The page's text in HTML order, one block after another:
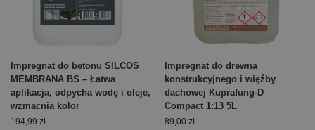
Impregnat do betonu SILCOS
MEMBRANA BS – Łatwa
aplikacja, odpycha wodę i oleje,
wzmacnia kolor
194,99 zł
Impregnat do drewna
konstrukcyjnego i więźby
dachowej Kuprafung-D
Compact 1:13 5L
89,00 zł